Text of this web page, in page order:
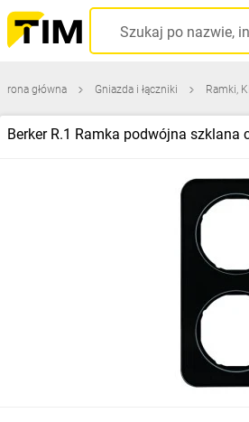
główna Gniazda i łączniki Ramki,
Berker R.1 Ramka podwójna szklana